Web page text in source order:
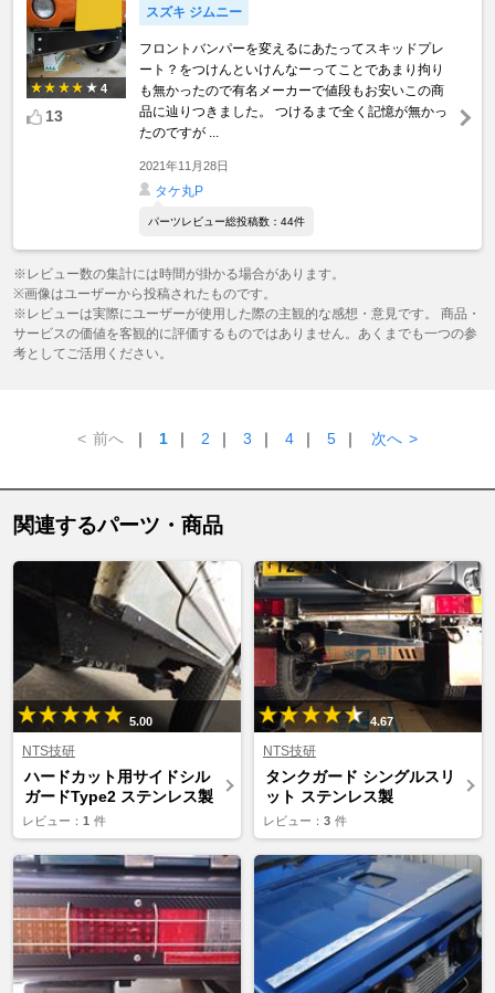
4
13
スズキ ジムニー
フロントバンパーを変えるにあたってスキッドプレ
ート？をつけんといけんなーってことであまり拘り
も無かったので有名メーカーで値段もお安いこの商
品に辿りつきました。 つけるまで全く記憶が無かっ
たのですが ...
2021年11月28日
タケ丸P
パーツレビュー総投稿数：44件
※レビュー数の集計には時間が掛かる場合があります。
※画像はユーザーから投稿されたものです。
※レビューは実際にユーザーが使用した際の主観的な感想・意見です。 商品・
サービスの価値を客観的に評価するものではありません。あくまでも一つの参
考としてご活用ください。
< 前へ ｜ 1 ｜ 2 ｜ 3 ｜ 4 ｜ 5 ｜ 次へ >
関連するパーツ・商品
5.00
NTS技研
ハードカット用サイドシル
ガードType2 ステンレス製
レビュー： 1 件
4.67
NTS技研
タンクガード シングルスリ
ット ステンレス製
レビュー： 3 件